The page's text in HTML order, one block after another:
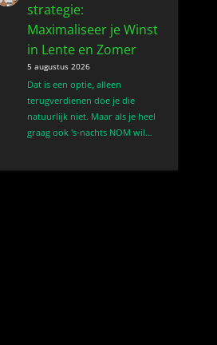
strategie:
Maximaliseer je Winst
in Lente en Zomer
5 augustus 2026
Dat is een optie, alleen
terugverdienen doe je die
natuurlijk niet. Maar als je heel
graag ook 's-nachts NOM wil…